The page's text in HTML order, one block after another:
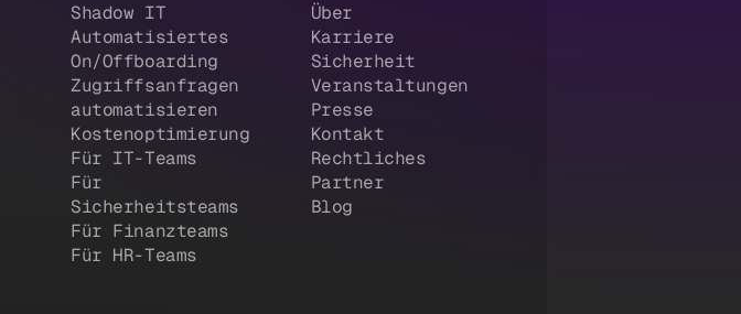
Shadow IT
Automatisiertes
On/Offboarding
Zugriffsanfragen
automatisieren
Kostenoptimierung
Für IT-Teams
Für
Sicherheitsteams
Für Finanzteams
Für HR-Teams
Über
Karriere
Sicherheit
Veranstaltungen
Presse
Kontakt
Rechtliches
Partner
Blog